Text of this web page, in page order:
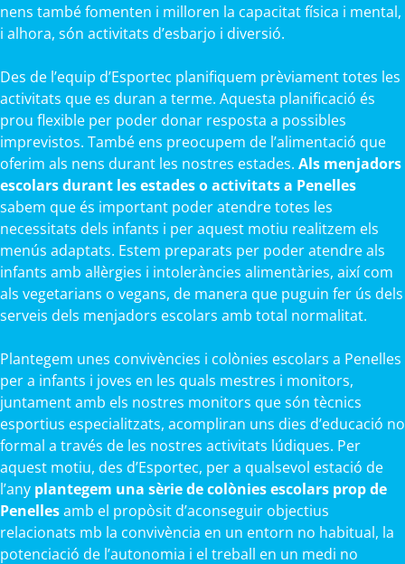
nens també fomenten i milloren la capacitat física i mental,
i alhora, són activitats d’esbarjo i diversió.
Des de l’equip d’Esportec planifiquem prèviament totes les
activitats que es duran a terme. Aquesta planificació és
prou flexible per poder donar resposta a possibles
imprevistos. També ens preocupem de l’alimentació que
oferim als nens durant les nostres estades. Als menjadors
escolars durant les estades o activitats a Penelles
sabem que és important poder atendre totes les
necessitats dels infants i per aquest motiu realitzem els
menús adaptats. Estem preparats per poder atendre als
infants amb al·lèrgies i intoleràncies alimentàries, així com
als vegetarians o vegans, de manera que puguin fer ús dels
serveis dels menjadors escolars amb total normalitat.
Plantegem unes convivències i colònies escolars a Penelles
per a infants i joves en les quals mestres i monitors,
juntament amb els nostres monitors que són tècnics
esportius especialitzats, acompliran uns dies d’educació no
formal a través de les nostres activitats lúdiques. Per
aquest motiu, des d’Esportec, per a qualsevol estació de
l’any plantegem una sèrie de colònies escolars prop de
Penellesamb el propòsit d’aconseguir objectius
relacionats mb la convivència en un entorn no habitual, la
potenciació de l’autonomia i el treball en un medi no